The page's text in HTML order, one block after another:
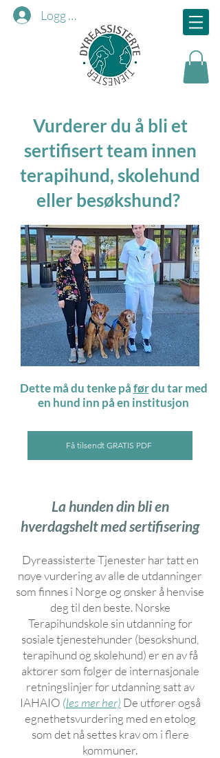
Logg inn
Vurderer du å bli et
sertifisert team innen
terapihund, skolehund
eller besøkshund?
Dette må du tenke påførdu tar med
en hund inn på en institusjon
Få tilsendt GRATIS PDF
La hunden din bli en
hverdagshelt med sertifisering
Dyreassisterte Tjenester har tatt en
nøye vurdering av alle de utdanninger
som finnes i Norge og ønsker å henvise
deg til den beste. Norske
Terapihundskole sin utdanning for
sosiale tjenestehunder (besøkshund,
terapihund og skolehund) er en av få
aktører som følger de internasjonale
retningslinjer for utdanning satt av
IAHAIO (les mer her) De utfører også
egnethetsvurdering med en etolog
som det nå settes krav om i flere
kommuner.